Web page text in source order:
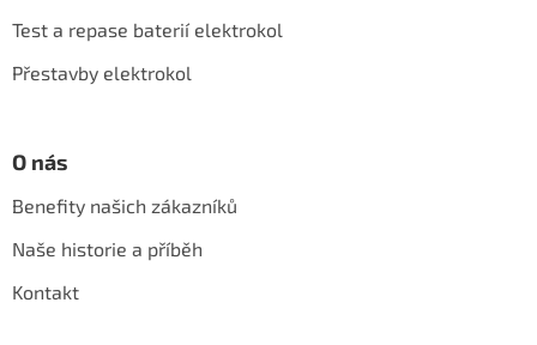
p
Test a repase baterií elektrokol
Přestavby elektrokol
O nás
Benefity našich zákazníků
Naše historie a příběh
Kontakt